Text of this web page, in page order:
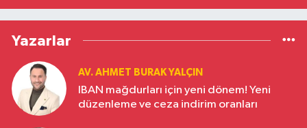
Yazarlar
AV. AHMET BURAK YALÇIN
IBAN mağdurları için yeni dönem! Yeni
düzenleme ve ceza indirim oranları